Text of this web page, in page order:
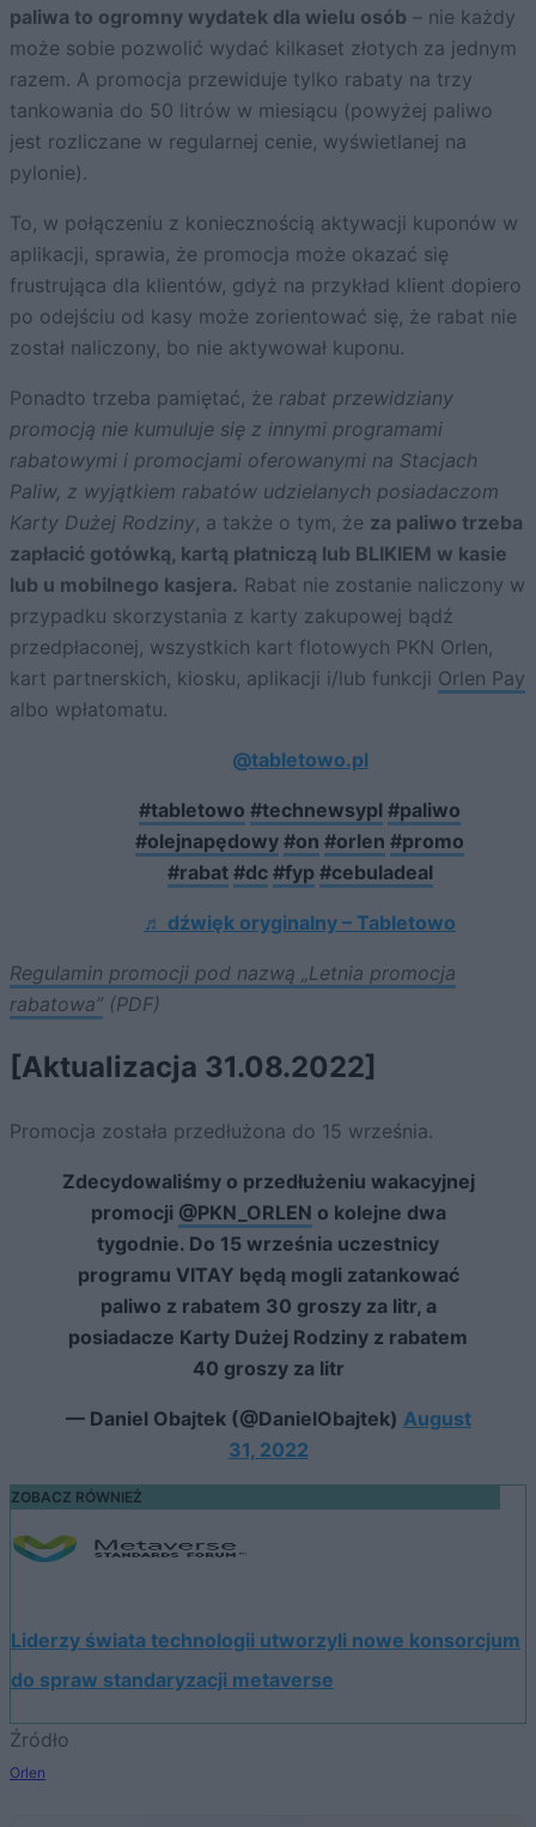
paliwa to ogromny wydatek dla wielu osób – nie każdy
może sobie pozwolić wydać kilkaset złotych za jednym
razem. A promocja przewiduje tylko rabaty na trzy
tankowania do 50 litrów w miesiącu (powyżej paliwo
jest rozliczane w regularnej cenie, wyświetlanej na
pylonie).
To, w połączeniu z koniecznością aktywacji kuponów w
aplikacji, sprawia, że promocja może okazać się
frustrująca dla klientów, gdyż na przykład klient dopiero
po odejściu od kasy może zorientować się, że rabat nie
został naliczony, bo nie aktywował kuponu.
Ponadto trzeba pamiętać, że rabat przewidziany
promocją nie kumuluje się z innymi programami
rabatowymi i promocjami oferowanymi na Stacjach
Paliw, z wyjątkiem rabatów udzielanych posiadaczom
Karty Dużej Rodziny, a także o tym, że za paliwo trzeba
zapłacić gotówką, kartą płatniczą lub BLIKIEM w kasie
lub u mobilnego kasjera. Rabat nie zostanie naliczony w
przypadku skorzystania z karty zakupowej bądź
przedpłaconej, wszystkich kart flotowych PKN Orlen,
kart partnerskich, kiosku, aplikacji i/lub funkcji Orlen Pay
albo wpłatomatu.
@tabletowo.pl
#tabletowo #technewsypl #paliwo
#olejnapędowy #on #orlen #promo
#rabat #dc #fyp #cebuladeal
♬ dźwięk oryginalny – Tabletowo
Regulamin promocji pod nazwą „Letnia promocja
rabatowa” (PDF)
[Aktualizacja 31.08.2022]
Promocja została przedłużona do 15 września.
Zdecydowaliśmy o przedłużeniu wakacyjnej
promocji @PKN_ORLEN o kolejne dwa
tygodnie. Do 15 września uczestnicy
programu VITAY będą mogli zatankować
paliwo z rabatem 30 groszy za litr, a
posiadacze Karty Dużej Rodziny z rabatem
40 groszy za litr
— Daniel Obajtek (@DanielObajtek) August
31, 2022
ZOBACZ RÓWNIEŻ
Liderzy świata technologii utworzyli nowe konsorcjum
do spraw standaryzacji metaverse
Źródło
Orlen